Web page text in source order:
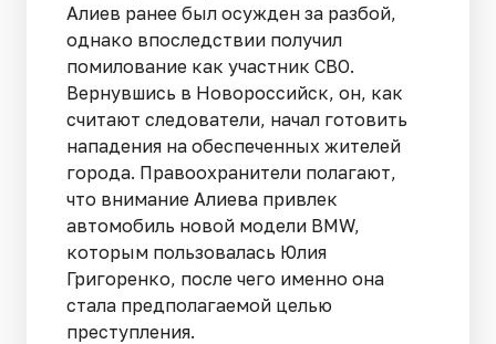
Алиев ранее был осужден за разбой,
однако впоследствии получил
помилование как участник СВО.
Вернувшись в Новороссийск, он, как
считают следователи, начал готовить
нападения на обеспеченных жителей
города. Правоохранители полагают,
что внимание Алиева привлек
автомобиль новой модели BMW,
которым пользовалась Юлия
Григоренко, после чего именно она
стала предполагаемой целью
преступления.